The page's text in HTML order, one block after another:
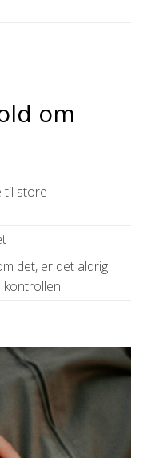
om
til store
det, er det aldrig
kontrollen